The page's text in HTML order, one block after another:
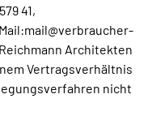
41,
Architekten
Vertragsverhältnis
nicht